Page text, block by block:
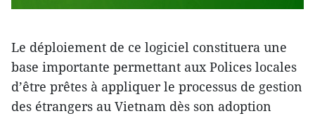
Le déploiement de ce logiciel constituera une
base importante permettant aux Polices locales
d’être prêtes à appliquer le processus de gestion
des étrangers au Vietnam dès son adoption